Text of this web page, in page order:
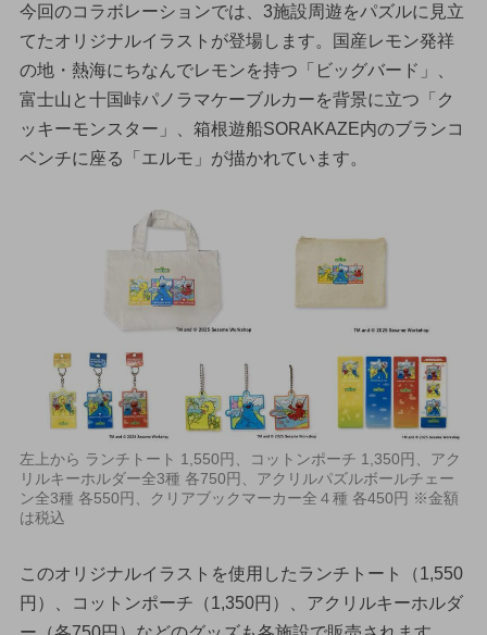
今回のコラボレーションでは、3施設周遊をパズルに見立
てたオリジナルイラストが登場します。国産レモン発祥
の地・熱海にちなんでレモンを持つ「ビッグバード」、
富士山と十国峠パノラマケーブルカーを背景に立つ「ク
ッキーモンスター」、箱根遊船SORAKAZE内のブランコ
ベンチに座る「エルモ」が描かれています。
左上から ランチトート 1,550円、コットンポーチ 1,350円、アク
リルキーホルダー全3種 各750円、アクリルパズルボールチェー
ン全3種 各550円、クリアブックマーカー全４種 各450円 ※金額
は税込
このオリジナルイラストを使用したランチトート（1,550
円）、コットンポーチ（1,350円）、アクリルキーホルダ